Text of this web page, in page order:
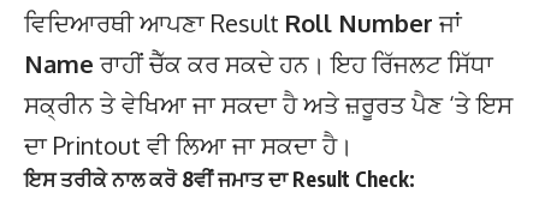
ਵਿਦਿਆਰਥੀ ਆਪਣਾ Result Roll Numberਜਾਂ
Name ਰਾਹੀਂ ਚੈੱਕ ਕਰ ਸਕਦੇ ਹਨ। ਇਹ ਰਿੱਜਲਟ ਸਿੱਧਾ
ਸਕ੍ਰੀਨ ਤੇ ਵੇਖਿਆ ਜਾ ਸਕਦਾ ਹੈ ਅਤੇ ਜ਼ਰੂਰਤ ਪੈਣ ‘ਤੇ ਇਸ
ਦਾ Printout ਵੀ ਲਿਆ ਜਾ ਸਕਦਾ ਹੈ।
ਇਸ ਤਰੀਕੇ ਨਾਲ ਕਰੋ 8ਵੀਂ ਜਮਾਤ ਦਾ Result Check: